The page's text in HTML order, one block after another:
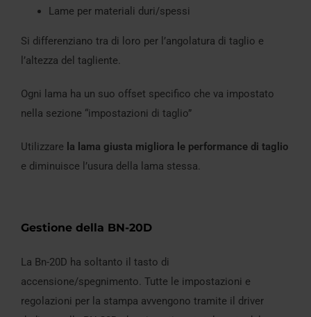
Lame per materiali duri/spessi
Si differenziano tra di loro per l’angolatura di taglio e
l’altezza del tagliente.
Ogni lama ha un suo offset specifico che va impostato
nella sezione “impostazioni di taglio”
Utilizzare la lama giusta migliora le performance di taglio
e diminuisce l’usura della lama stessa.
Gestione della BN-20D
La Bn-20D ha soltanto il tasto di
accensione/spegnimento. Tutte le impostazioni e
regolazioni per la stampa avvengono tramite il driver